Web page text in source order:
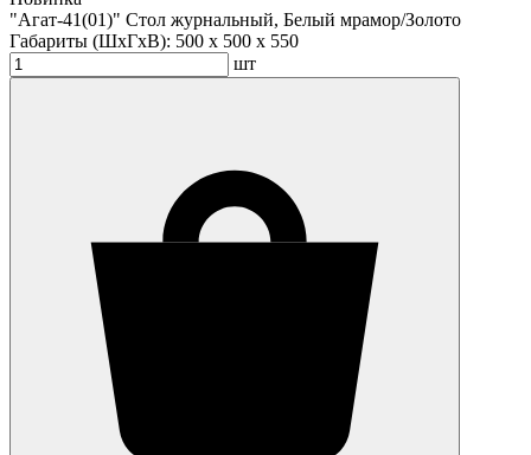
"Агат-41(01)" Стол журнальный, Белый мрамор/Золото
Габариты (ШхГхВ): 500 x 500 x 550
шт